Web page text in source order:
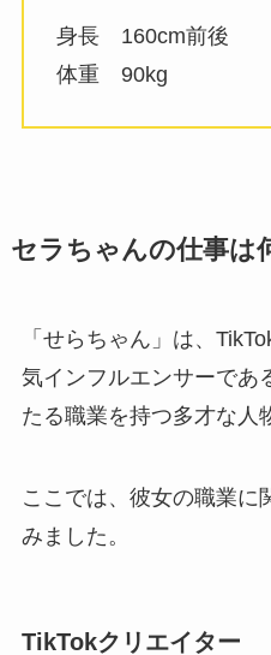
身長 160cm前後
体重 90kg
セラちゃんの仕事は
「せらちゃん」は、
気インフルエンサーであ
たる職業を持つ多才な人
ここでは、彼女の職業に
みました。
TikTokクリエイター